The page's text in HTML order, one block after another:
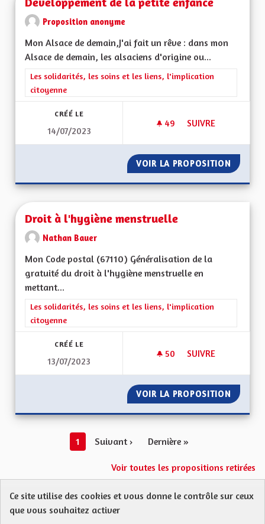
Proposition anonyme
Mon Alsace de demain,J'ai fait un rêve : dans mon
Alsace de demain, les alsaciens d'origine ou...
Filtrer les résultats de la catégorie : Les solidarités, les soins
Les solidarités, les soins et les liens, l'implication
citoyenne
CRÉÉ LE
14/07/2023
49 49 ABONNÉS
SUIVRE
VOIR LA PROPOSITION
Droit à l'hygiène menstruelle
Nathan Bauer
Mon Code postal (67110) Généralisation de la
gratuité du droit à l'hygiène menstruelle en
mettant...
Filtrer les résultats de la catégorie : Les solidarités, les soins
Les solidarités, les soins et les liens, l'implication
citoyenne
CRÉÉ LE
13/07/2023
50 50 ABONNÉS
SUIVRE
VOIR LA PROPOSITION DROIT
1 Suivant › Dernière »
Voir toutes les propositions retirées
Protection des Données
Ce site utilise des cookies et vous donne le contrôle sur ceux
que vous souhaitez activer